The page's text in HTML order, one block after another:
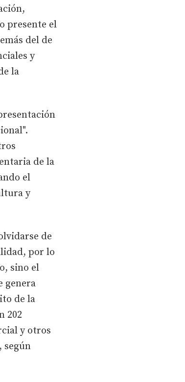
presente el
del de
y
la
de la
el
y
de
por lo
sino el
genera
de la
202
y otros
según